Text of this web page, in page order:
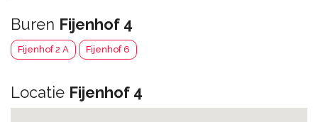
Buren Fijenhof 4
Fijenhof 2 A Fijenhof 6
Locatie Fijenhof 4